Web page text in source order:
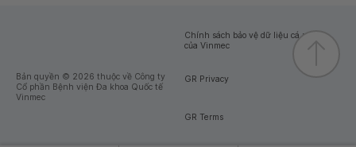
Bản quyền © 2026 thuộc về Công ty
Cổ phần Bệnh viện Đa khoa Quốc tế
Vinmec
Chính sách bảo vệ dữ liệu cá nhân
của Vinmec
GR Privacy
GR Terms